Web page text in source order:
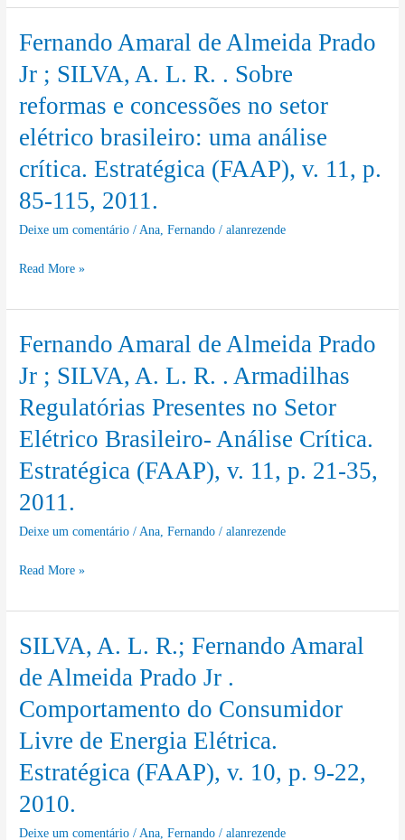
Water
and
Systems,
v.
95-
105,
2015.
do
comportamento
livre
de
energia
Eletricidade
02,
204-
215,
2012.
Fernando Amaral de Almeida Prado
Jr ; SILVA, A. L. R. . Sobre
reformas e concessões no setor
elétrico brasileiro: uma análise
crítica. Estratégica (FAAP), v. 11, p.
85-115, 2011.
Deixe um comentário /Ana,Fernando /alanrezende
Fernando
de
Almeida
Prado
;
SILVA,
A.
R.
reformas
e
concessões
no
setor
elétrico
uma
análise
Estratégica
11,
p.
115,
2011.
Read More »
Fernando Amaral de Almeida Prado
Jr ; SILVA, A. L. R. . Armadilhas
Regulatórias Presentes no Setor
Elétrico Brasileiro- Análise Crítica.
Estratégica (FAAP), v. 11, p. 21-35,
2011.
Deixe um comentário /Ana,Fernando /alanrezende
Fernando
de
Almeida
Prado
;
SILVA,
A.
R.
Regulatórias
Presentes
Setor
Elétrico
Brasileiro-
Crítica.
Estratégica
Read More »
SILVA, A. L. R.; Fernando Amaral
de Almeida Prado Jr .
Comportamento do Consumidor
Livre de Energia Elétrica.
Estratégica (FAAP), v. 10, p. 9-22,
2010.
Deixe um comentário /Ana,Fernando /alanrezende
SILVA,
L.
R.;
Fernando
de
Almeida
Prado